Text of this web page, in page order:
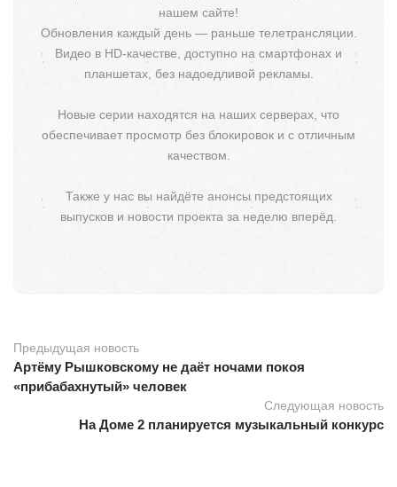
нашем сайте!
Обновления каждый день — раньше телетрансляции.
Видео в HD-качестве, доступно на смартфонах и
планшетах, без надоедливой рекламы.
Новые серии находятся на наших серверах, что
обеспечивает просмотр без блокировок и с отличным
качеством.
Также у нас вы найдёте анонсы предстоящих
выпусков и новости проекта за неделю вперёд.
Предыдущая новость
Артёму Рышковскому не даёт ночами покоя
«прибабахнутый» человек
Следующая новость
На Доме 2 планируется музыкальный конкурс